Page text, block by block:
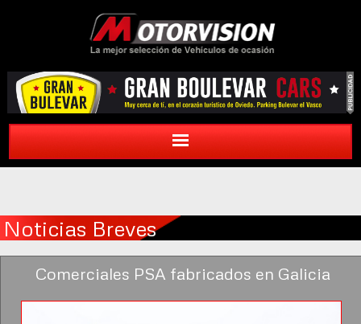
Noticias Breves
Comerciales PSA fabricados en Galicia